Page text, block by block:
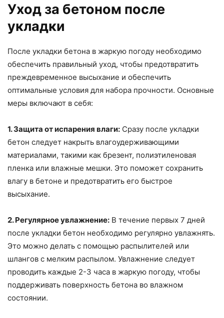
Уход за бетоном после
укладки
После укладки бетона в жаркую погоду необходимо
обеспечить правильный уход, чтобы предотвратить
преждевременное высыхание и обеспечить
оптимальные условия для набора прочности. Основные
меры включают в себя:
1. Защита от испарения влаги: Сразу после укладки
бетон следует накрыть влагоудерживающими
материалами, такими как брезент, полиэтиленовая
пленка или влажные мешки. Это поможет сохранить
влагу в бетоне и предотвратить его быстрое
высыхание.
2. Регулярное увлажнение: В течение первых 7 дней
после укладки бетон необходимо регулярно увлажнять.
Это можно делать с помощью распылителей или
шлангов с мелким распылом. Увлажнение следует
проводить каждые 2-3 часа в жаркую погоду, чтобы
поддерживать поверхность бетона во влажном
состоянии.